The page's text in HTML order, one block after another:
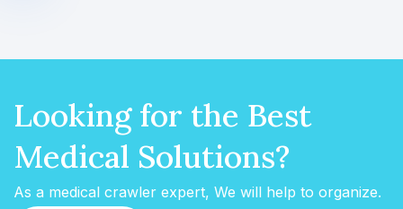
Looking for the Best
Medical Solutions?
As a medical crawler expert, We will help to organize.